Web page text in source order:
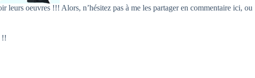
é
oeuvres !!! Alors, n’hésitez pas à me les partager en commentaire ici, ou
!!